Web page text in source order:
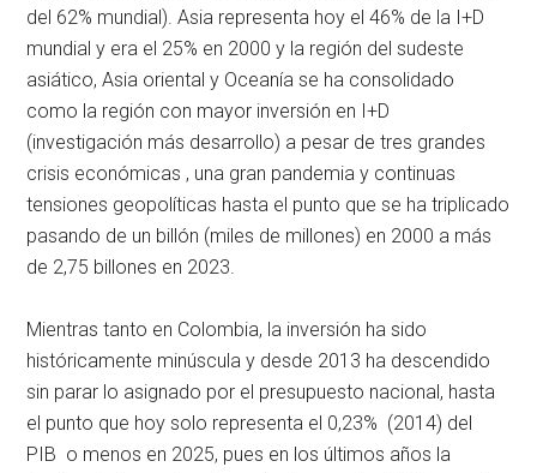
del 62% mundial). Asia representa hoy el 46% de la I+D
mundial y era el 25% en 2000 y la región del sudeste
asiático, Asia oriental y Oceanía se ha consolidado
como la región con mayor inversión en I+D
(investigación más desarrollo) a pesar de tres grandes
crisis económicas , una gran pandemia y continuas
tensiones geopolíticas hasta el punto que se ha triplicado
pasando de un billón (miles de millones) en 2000 a más
de 2,75 billones en 2023.
Mientras tanto en Colombia, la inversión ha sido
históricamente minúscula y desde 2013 ha descendido
sin parar lo asignado por el presupuesto nacional, hasta
el punto que hoy solo representa el 0,23% (2014) del
PIB o menos en 2025, pues en los últimos años la